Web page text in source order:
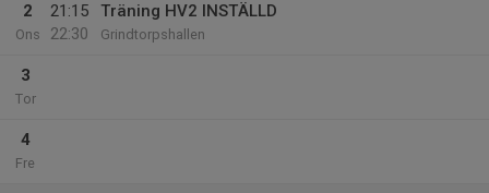
2
Ons
21:15
22:30
Träning HV2 INSTÄLLD
Grindtorpshallen
3
Tor
4
Fre